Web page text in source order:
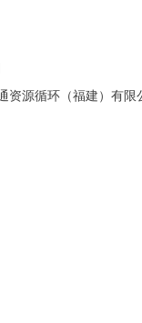
资源循环（福建）有限